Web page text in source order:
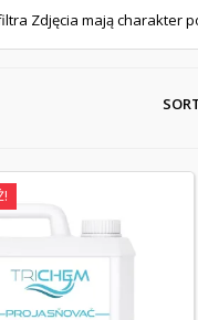
Zdjęcia mają charakter